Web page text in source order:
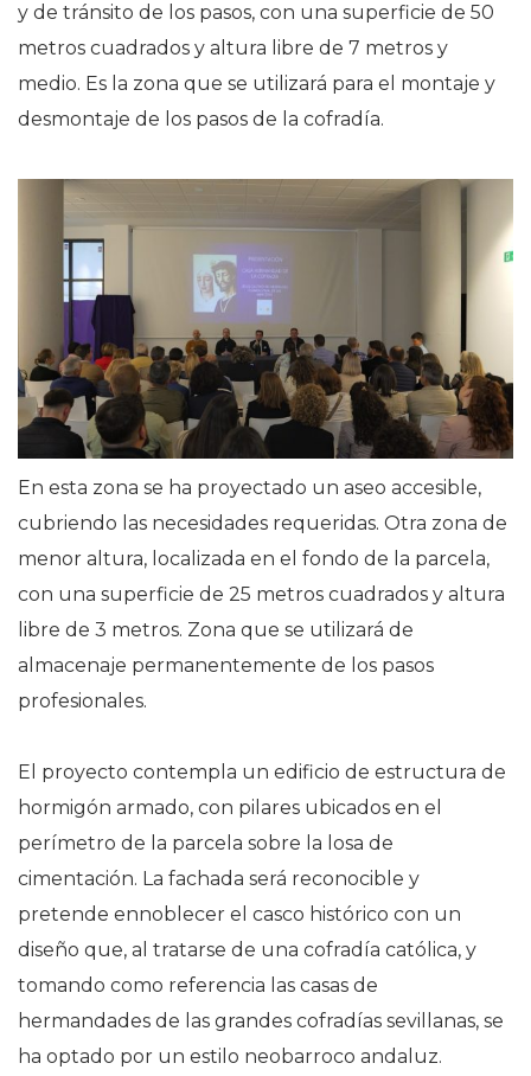
y de tránsito de los pasos, con una superficie de 50
metros cuadrados y altura libre de 7 metros y
medio. Es la zona que se utilizará para el montaje y
desmontaje de los pasos de la cofradía.
En esta zona se ha proyectado un aseo accesible,
cubriendo las necesidades requeridas. Otra zona de
menor altura, localizada en el fondo de la parcela,
con una superficie de 25 metros cuadrados y altura
libre de 3 metros. Zona que se utilizará de
almacenaje permanentemente de los pasos
profesionales.
El proyecto contempla un edificio de estructura de
hormigón armado, con pilares ubicados en el
perímetro de la parcela sobre la losa de
cimentación. La fachada será reconocible y
pretende ennoblecer el casco histórico con un
diseño que, al tratarse de una cofradía católica, y
tomando como referencia las casas de
hermandades de las grandes cofradías sevillanas, se
ha optado por un estilo neobarroco andaluz.